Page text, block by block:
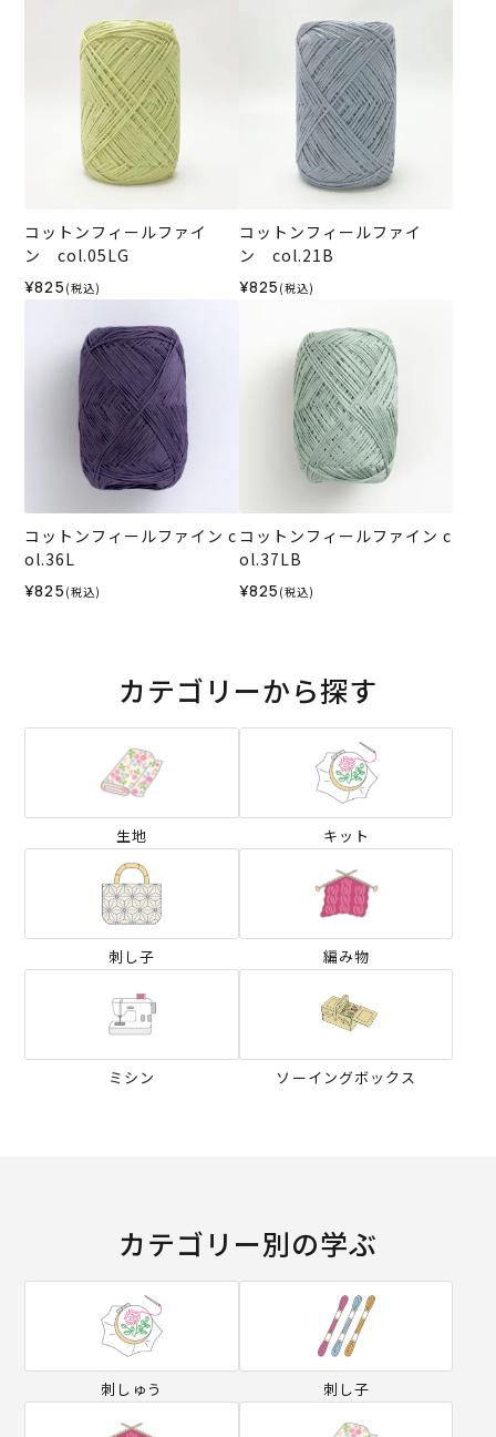
コットンフィールファイ
ン col.05LG
¥825 (税込)
コットンフィールファイ
ン col.21B
¥825 (税込)
コットンフィールファイン c
ol.36L
¥825 (税込)
コットンフィールファイン c
ol.37LB
¥825 (税込)
カテゴリーから探す
生地 キット
刺し子 編み物
ミシン ソーイングボックス
カテゴリー別の学ぶ
刺しゅう 刺し子